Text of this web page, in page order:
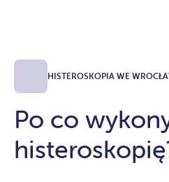
HISTEROSKOPIA WE
Po co